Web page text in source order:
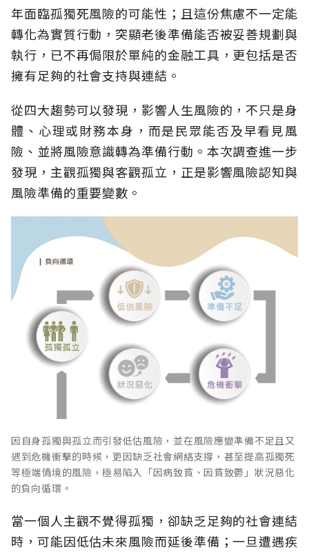
年面臨孤獨死風險的可能性；且這份焦慮不一定能
轉化為實質行動，突顯老後準備能否被妥善規劃與
執行，已不再侷限於單純的金融工具，更包括是否
擁有足夠的社會支持與連結。
從四大趨勢可以發現，影響人生風險的，不只是身
體、心理或財務本身，而是民眾能否及早看見風
險、並將風險意識轉為準備行動。本次調查進一步
發現，主觀孤獨與客觀孤立，正是影響風險認知與
風險準備的重要變數。
因自身孤獨與孤立而引發低估風險，並在風險應變準備不足且又
遇到危機衝擊的時候，更因缺乏社會網絡支撐，甚至提高孤獨死
等極端情境的風險，極易陷入「因病致貧、因貧致鬱」狀況惡化
的負向循環。
當一個人主觀不覺得孤獨，卻缺乏足夠的社會連結
時，可能因低估未來風險而延後準備；一旦遭遇疾